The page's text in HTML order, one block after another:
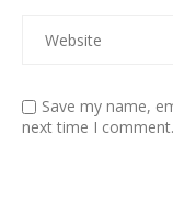
Save my name,
next time I comment.